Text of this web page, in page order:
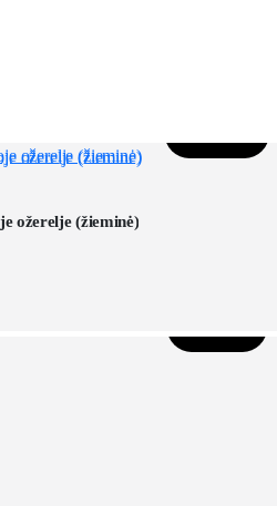
Koloninė obelis Moskovskoje ožerelje (žieminė)